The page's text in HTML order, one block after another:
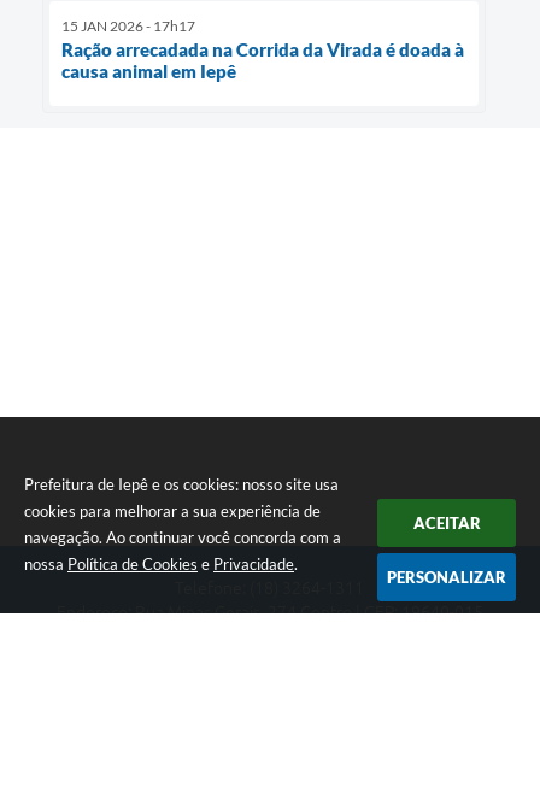
Prefeitura de Iepê e os cookies: nosso site usa
cookies para melhorar a sua experiência de
navegação. Ao continuar você concorda com a
nossa Política de Cookies e Privacidade.
ACEITAR
PERSONALIZAR
15 JAN 2026 - 17h17
Ração arrecadada na Corrida da Virada é doada à
causa animal em Iepê
Endereço: Rua Minas Gerais, 274 Centro | CEP: 19640-015